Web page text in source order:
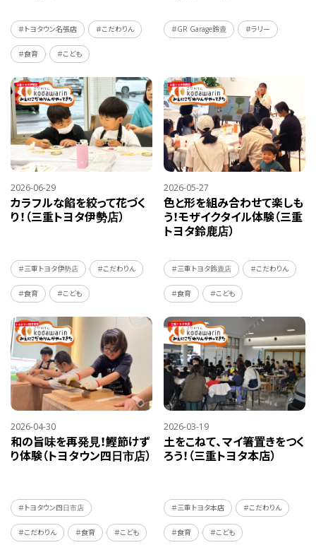
＃トヨタウン名張店 ＃こだわりん
＃食育 ＃こども
＃GR Garage鈴鹿 ＃ラリー
2026-06-29
カラフルな餡を絞って花づく
り！（三重トヨタ伊勢店）
＃三重トヨタ伊勢店 ＃こだわりん
＃食育 ＃こども
2026-05-27
色と形を組み合わせて楽しも
う！モザイクタイル体験（三重
トヨタ鈴鹿店）
＃三重トヨタ鈴鹿店 ＃こだわりん
＃食育 ＃こども
2026-04-30
和の旨味を再発見！鰹節けず
り体験（トヨタウン四日市店）
＃トヨタウン四日市店
＃こだわりん ＃食育 ＃こども
2026-03-19
土をこねて、マイ箸置きをつく
ろう！（三重トヨタ本店）
＃三重トヨタ本店 ＃こだわりん
＃食育 ＃こども